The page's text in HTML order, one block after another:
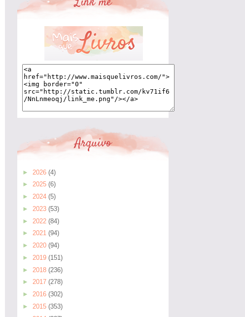
Arquivo
► 2026 (4)
► 2025 (6)
► 2024 (5)
► 2023 (53)
► 2022 (84)
► 2021 (94)
► 2020 (94)
► 2019 (151)
► 2018 (236)
► 2017 (278)
► 2016 (302)
► 2015 (353)